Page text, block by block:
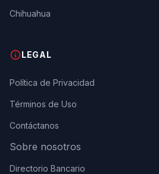
Chihuahua
LEGAL
Política de Privacidad
Términos de Uso
Contáctanos
Sobre nosotros
Directorio Bancario